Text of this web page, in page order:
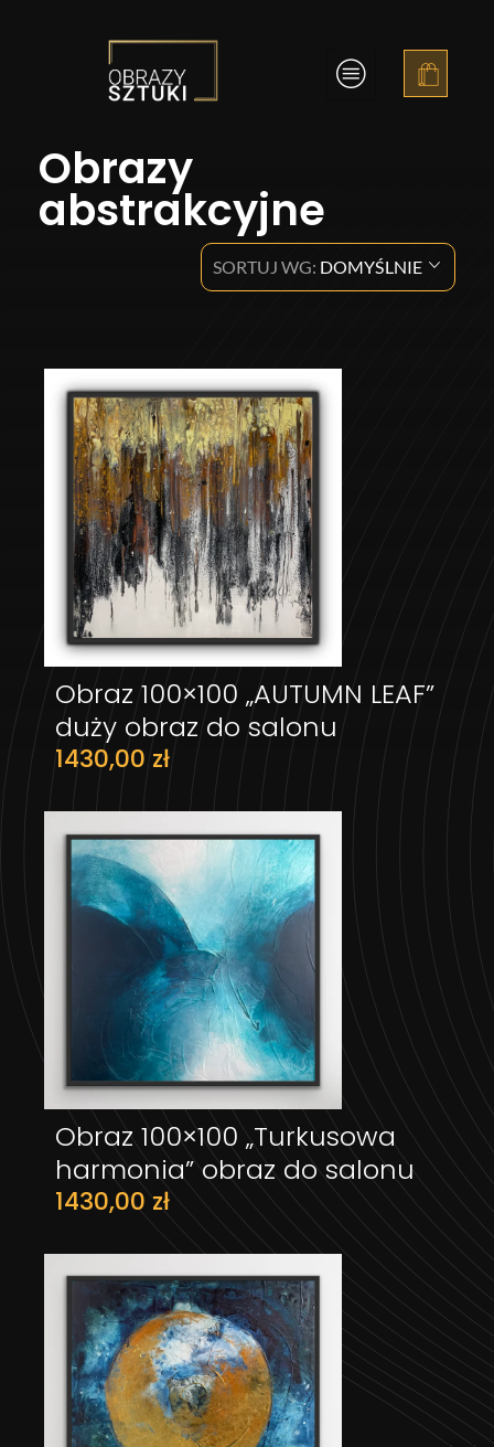
Obrazy
abstrakcyjne
SORTUJ WG: DOMYŚLNIE
Obraz 100×100 „AUTUMN LEAF”
duży obraz do salonu
1430,00 zł
DODAJ DO KOSZYKA
Obraz 100×100 „Turkusowa
harmonia” obraz do salonu
1430,00 zł
DODAJ DO KOSZYKA